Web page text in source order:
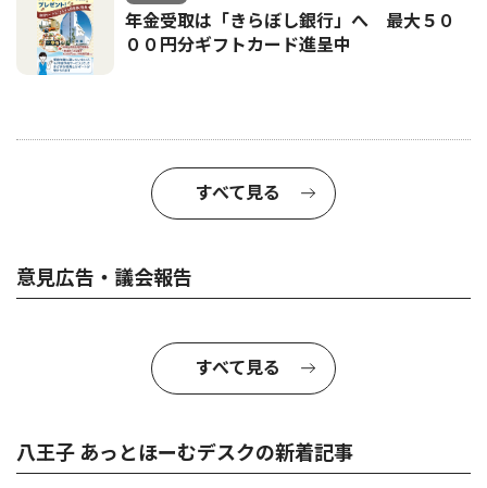
年金受取は「きらぼし銀行」へ 最大５０
００円分ギフトカード進呈中
すべて見る
意見広告・議会報告
すべて見る
八王子 あっとほーむデスクの新着記事